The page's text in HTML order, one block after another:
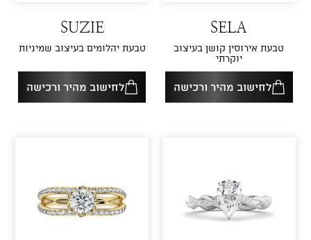
SELA
טבעת אירוסין קושן בעיצוב
יוקרתי
לחישוב מהיר ורכישה
SUZIE
טבעת יהלומים בעיצוב שמיניות
לחישוב מהיר ורכישה